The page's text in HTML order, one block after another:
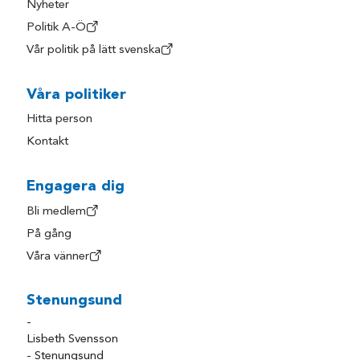
Nyheter
Politik A-Ö
Vår politik på lätt svenska
Våra politiker
Hitta person
Kontakt
Engagera dig
Bli medlem
På gång
Våra vänner
Stenungsund
-
Lisbeth Svensson
- Stenungsund